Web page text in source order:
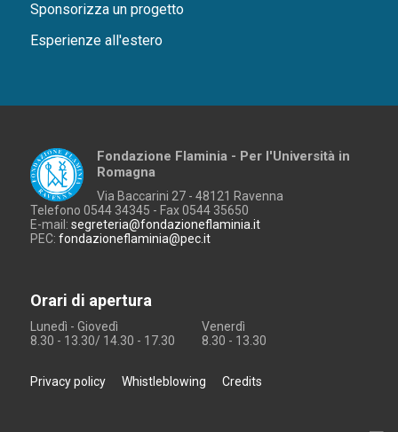
Sponsorizza un progetto
Esperienze all'estero
Fondazione Flaminia - Per l'Università in
Romagna
Via Baccarini 27 - 48121 Ravenna
Telefono 0544 34345 - Fax 0544 35650
E-mail:segreteria@fondazioneflaminia.it
PEC:fondazioneflaminia@pec.it
Orari di apertura
Lunedì - Giovedì
8.30 - 13.30/ 14.30 - 17.30
Venerdì
8.30 - 13.30
Privacy policy Whistleblowing Credits